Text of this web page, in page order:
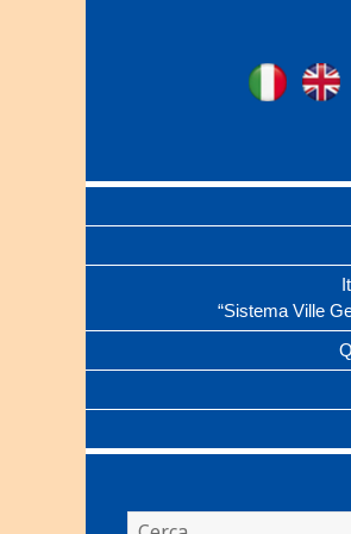
Ville Gentilizie
Ita
“Sistema Ville
Ricerca